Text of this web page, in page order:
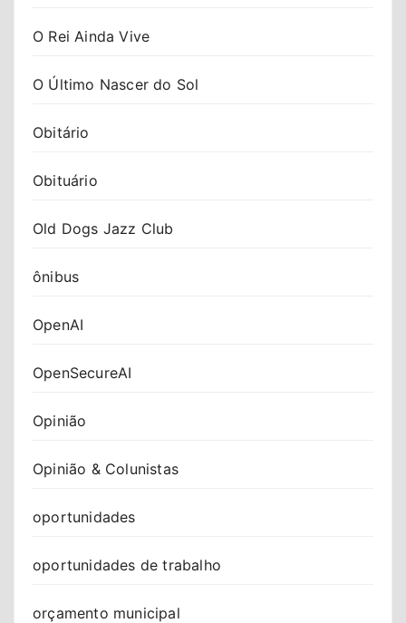
O Rei Ainda Vive
O Último Nascer do Sol
Obitário
Obituário
Old Dogs Jazz Club
ônibus
OpenAI
OpenSecureAI
Opinião
Opinião & Colunistas
oportunidades
oportunidades de trabalho
orçamento municipal